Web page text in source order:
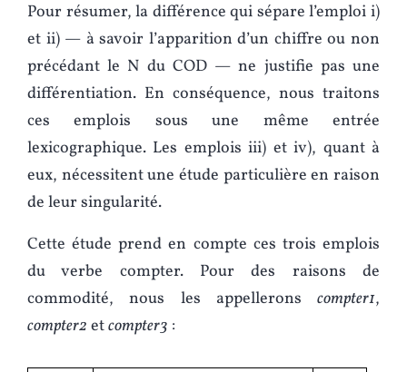
Pour résumer, la différence qui sépare l’emploi i)
et ii) — à savoir l’apparition d’un chiffre ou non
précédant le N du COD — ne justifie pas une
différentiation. En conséquence, nous traitons
ces emplois sous une même entrée
lexicographique. Les emplois iii) et iv), quant à
eux, nécessitent une étude particulière en raison
de leur singularité.
Cette étude prend en compte ces trois emplois
du verbe compter. Pour des raisons de
commodité, nous les appellerons compter1,
compter2 etcompter3 :